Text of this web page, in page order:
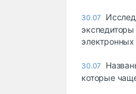
30.07
30.07
которые